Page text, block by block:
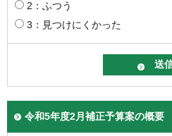
2：ふつう
3：見つけにくかった
令和5年度2月補正予算案の概要